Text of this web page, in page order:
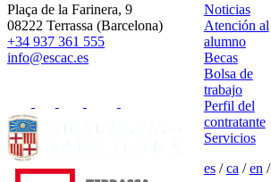
Plaça de la Farinera, 9
08222 Terrassa (Barcelona)
+34 937 361 555
info@escac.es
Noticias
Atención al
alumno
Becas
Bolsa de
trabajo
Perfil del
contratante
Servicios
es/ca /en /